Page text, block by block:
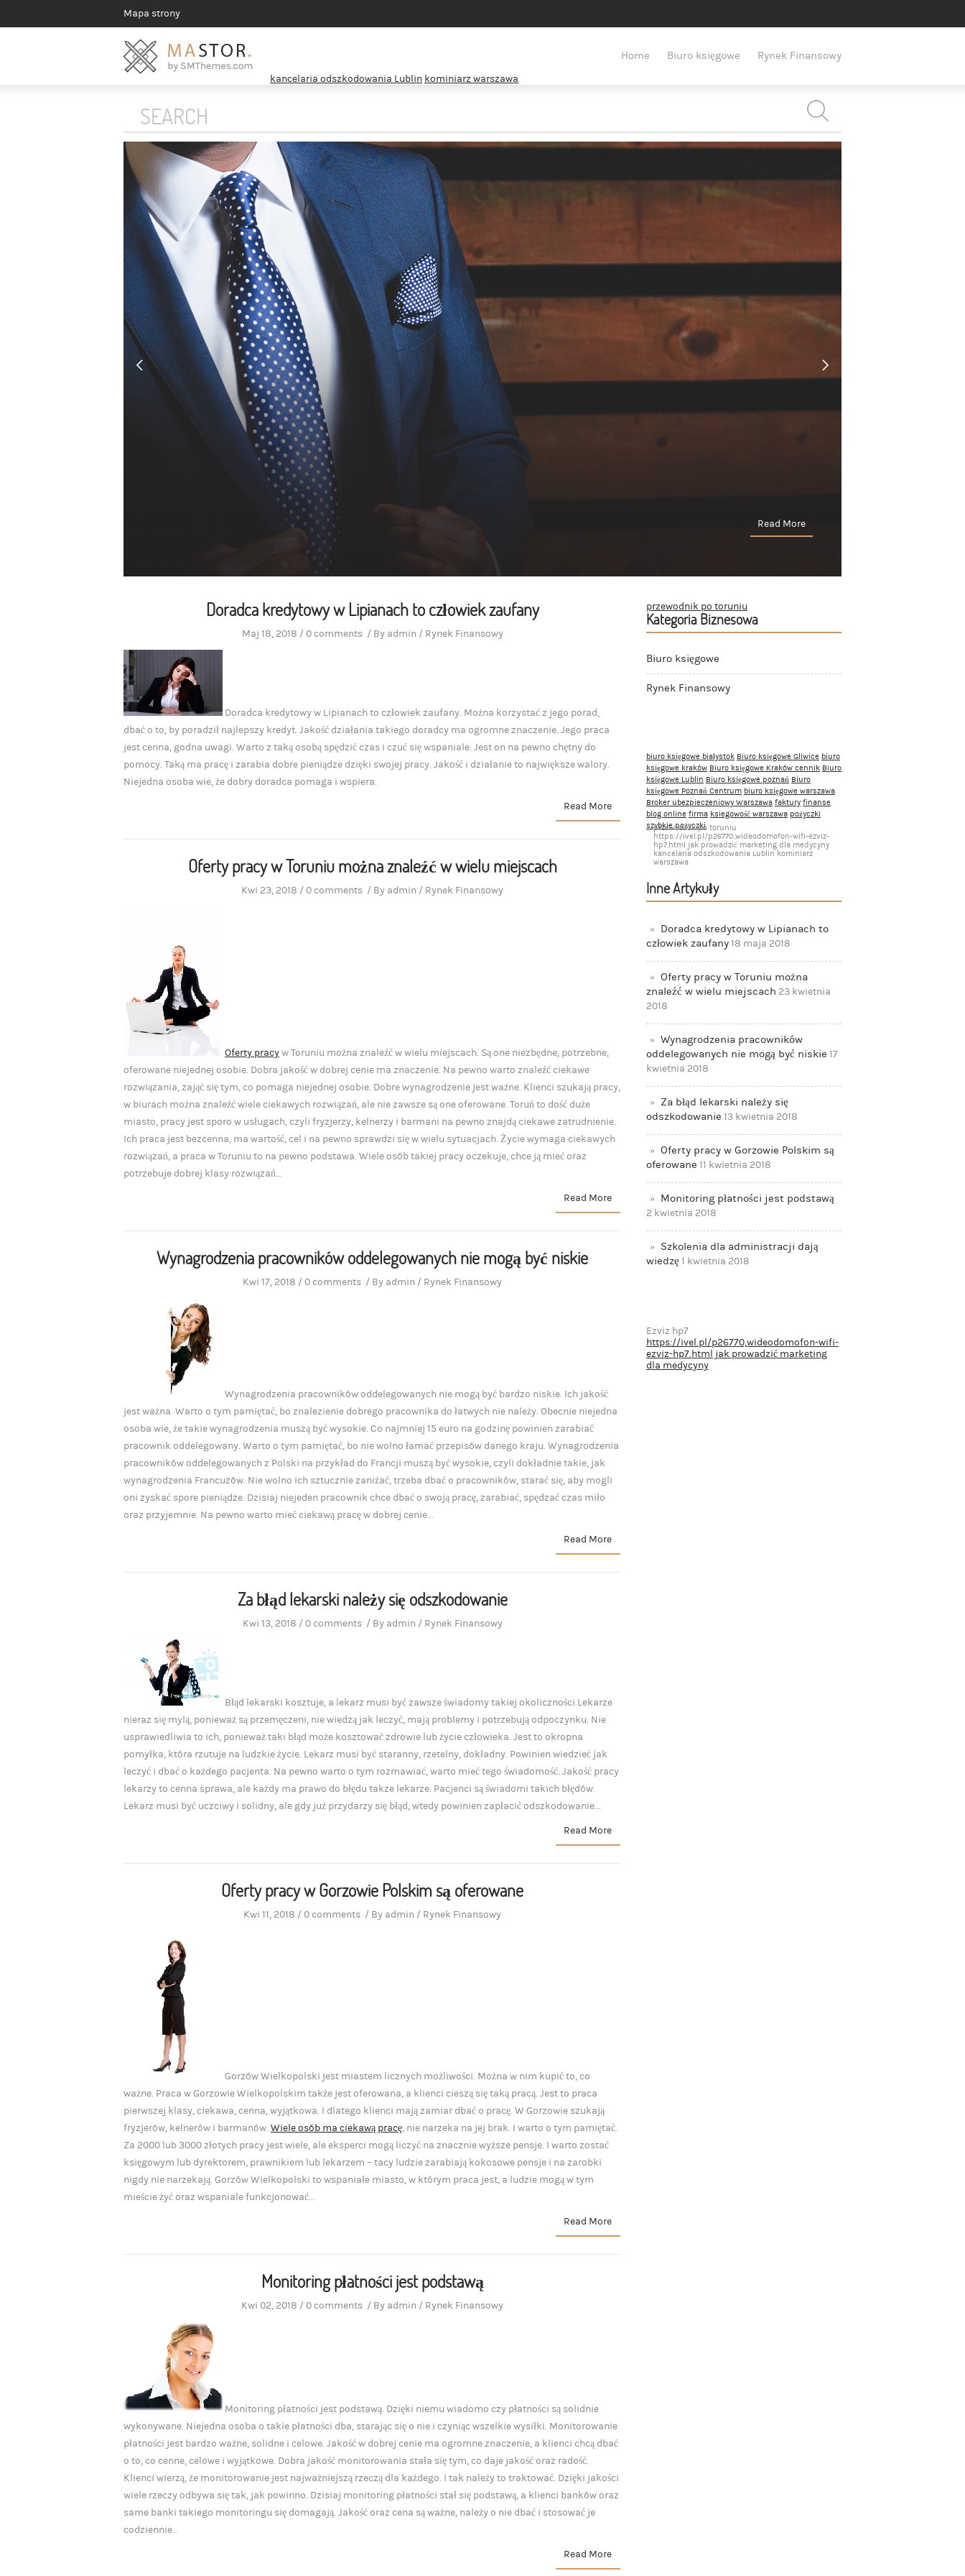
Mapa strony
kancelaria odszkodowania Lublin kominiarz warszawa
Home Biuro księgowe Rynek Finansowy
Read More
przewodnik po toruniu
Kategoria Biznesowa
Biuro księgowe
Rynek Finansowy
biuro księgowe białystok Biuro księgowe Gliwice biuro
księgowe kraków Biuro księgowe Kraków cennik Biuro
księgowe Lublin Biuro księgowe poznań Biuro
księgowe Poznań Centrum biuro księgowe warszawa
Broker ubezpieczeniowy Warszawa faktury finanse
blog online firma ksiegowość warszawa pożyczki
szybkie pożyczki
przewodnik po toruniu
https://ivel.pl/p26770,wideodomofon-wifi-ezviz-
hp7.html jak prowadzić marketing dla medycyny
kancelaria odszkodowania Lublin kominiarz
warszawa
Inne Artykuły
Doradca kredytowy w Lipianach to
człowiek zaufany18 maja 2018
Oferty pracy w Toruniu można
znaleźć w wielu miejscach 23 kwietnia
2018
Wynagrodzenia pracowników
oddelegowanych nie mogą być niskie 17
kwietnia 2018
Za błąd lekarski należy się
odszkodowanie 13 kwietnia 2018
Oferty pracy w Gorzowie Polskim są
oferowane 11 kwietnia 2018
Monitoring płatności jest podstawą
2 kwietnia 2018
Szkolenia dla administracji dają
wiedzę 1 kwietnia 2018
Ezviz hp7
https://ivel.pl/p26770,wideodomofon-wifi-
ezviz-hp7.html jak prowadzić marketing
dla medycyny
Doradca kredytowy w Lipianach to człowiek zaufany
Maj 18, 2018 /0 comments/ By admin/ Rynek Finansowy
Doradca kredytowy w Lipianach to człowiek zaufany. Można korzystać z jego porad,
dbać o to, by poradził najlepszy kredyt. Jakość działania takiego doradcy ma ogromne znaczenie. Jego praca
jest cenna, godna uwagi. Warto z taką osobą spędzić czas i czuć się wspaniale. Jest on na pewno chętny do
pomocy. Taką ma pracę i zarabia dobre pieniądze dzięki swojej pracy. Jakość i działanie to największe walory.
Niejedna osoba wie, że dobry doradca pomaga i wspiera.
Read More
Oferty pracy w Toruniu można znaleźć w wielu miejscach
Kwi 23, 2018 /0 comments / By admin / Rynek Finansowy
Oferty pracyw Toruniu można znaleźć w wielu miejscach. Są one niezbędne, potrzebne,
oferowane niejednej osobie. Dobra jakość w dobrej cenie ma znaczenie. Na pewno warto znaleźć ciekawe
rozwiązania, zająć się tym, co pomaga niejednej osobie. Dobre wynagrodzenie jest ważne. Klienci szukają pracy,
w biurach można znaleźć wiele ciekawych rozwiązań, ale nie zawsze są one oferowane. Toruń to dość duże
miasto, pracy jest sporo w usługach, czyli fryzjerzy, kelnerzy i barmani na pewno znajdą ciekawe zatrudnienie.
Ich praca jest bezcenna, ma wartość, cel i na pewno sprawdzi się w wielu sytuacjach. Życie wymaga ciekawych
rozwiązań, a praca w Toruniu to na pewno podstawa. Wiele osób takiej pracy oczekuje, chce ją mieć oraz
potrzebuje dobrej klasy rozwiązań...
Read More
Wynagrodzenia pracowników oddelegowanych nie mogą być niskie
Kwi 17, 2018 /0 comments / By admin / Rynek Finansowy
Wynagrodzenia pracowników oddelegowanych nie mogą być bardzo niskie. Ich jakość
jest ważna. Warto o tym pamiętać, bo znalezienie dobrego pracownika do łatwych nie należy. Obecnie niejedna
osoba wie, że takie wynagrodzenia muszą być wysokie. Co najmniej 15 euro na godzinę powinien zarabiać
pracownik oddelegowany. Warto o tym pamiętać, bo nie wolno łamać przepisów danego kraju. Wynagrodzenia
pracowników oddelegowanych z Polski na przykład do Francji muszą być wysokie, czyli dokładnie takie, jak
wynagrodzenia Francuzów. Nie wolno ich sztucznie zaniżać, trzeba dbać o pracowników, starać się, aby mogli
oni zyskać spore pieniądze. Dzisiaj niejeden pracownik chce dbać o swoją pracę, zarabiać, spędzać czas miło
oraz przyjemnie. Na pewno warto mieć ciekawą pracę w dobrej cenie...
Read More
Za błąd lekarski należy się odszkodowanie
Kwi 13, 2018 /0 comments/ By admin/ Rynek Finansowy
Błąd lekarski kosztuje, a lekarz musi być zawsze świadomy takiej okoliczności.Lekarze
nieraz się mylą, ponieważ są przemęczeni, nie wiedzą jak leczyć, mają problemy i potrzebują odpoczynku. Nie
usprawiedliwia to ich, ponieważ taki błąd może kosztować zdrowie lub życie człowieka. Jest to okropna
pomyłka, która rzutuje na ludzkie życie. Lekarz musi być staranny, rzetelny, dokładny. Powinien wiedzieć jak
leczyć i dbać o każdego pacjenta. Na pewno warto o tym rozmawiać, warto mieć tego świadomość. Jakość pracy
lekarzy to cenna sprawa, ale każdy ma prawo do błędu takze lekarze. Pacjenci są świadomi takich błędów.
Lekarz musi być uczciwy i solidny, ale gdy już przydarzy się błąd, wtedy powinien zapłacić odszkodowanie...
Read More
Oferty pracy w Gorzowie Polskim są oferowane
Kwi 11, 2018 /0 comments / By admin / Rynek Finansowy
Gorzów Wielkopolski jest miastem licznych możliwości. Można w nim kupić to, co
ważne. Praca w Gorzowie Wielkopolskim także jest oferowana, a klienci cieszą się taką pracą. Jest to praca
pierwszej klasy, ciekawa, cenna, wyjątkowa. I dlatego klienci mają zamiar dbać o pracę. W Gorzowie szukają
fryzjerów, kelnerów i barmanów. Wiele osób ma ciekawą pracę, nie narzeka na jej brak. I warto o tym pamiętać.
Za 2000 lub 3000 złotych pracy jest wiele, ale eksperci mogą liczyć na znacznie wyższe pensje. I warto zostać
księgowym lub dyrektorem, prawnikiem lub lekarzem – tacy ludzie zarabiają kokosowe pensje i na zarobki
nigdy nie narzekają. Gorzów Wielkopolski to wspaniałe miasto, w którym praca jest, a ludzie mogą w tym
mieście żyć oraz wspaniale funkcjonować...
Read More
Monitoring płatności jest podstawą
Kwi 02, 2018 /0 comments / By admin / Rynek Finansowy
Monitoring płatności jest podstawą. Dzięki niemu wiadomo czy płatności są solidnie
wykonywane. Niejedna osoba o takie płatności dba, starając się o nie i czyniąc wszelkie wysiłki. Monitorowanie
płatności jest bardzo ważne, solidne i celowe. Jakość w dobrej cenie ma ogromne znaczenie, a klienci chcą dbać
o to, co cenne, celowe i wyjątkowe. Dobra jakość monitorowania stała się tym, co daje jakość oraz radość.
Klienci wierzą, że monitorowanie jest najważniejszą rzeczą dla każdego. I tak należy to traktować. Dzięki jakości
wiele rzeczy odbywa się tak, jak powinno. Dzisiaj monitoring płatności stał się podstawą, a klienci banków oraz
same banki takiego monitoringu się domagają. Jakość oraz cena są ważne, należy o nie dbać i stosować je
codziennie...
Read More